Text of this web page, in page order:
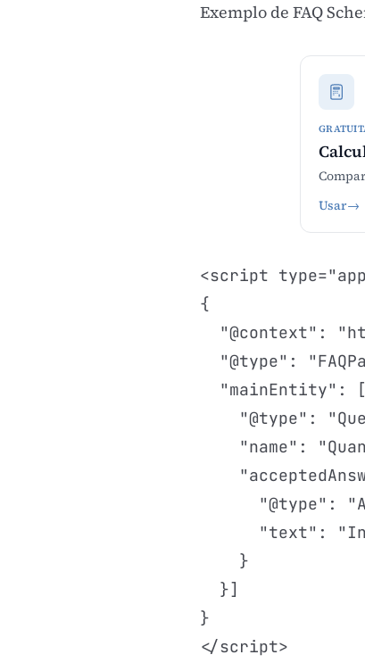
Exemplo de FAQ
Usar→
<script
{
"@context":
"@type":
"mainEntity":
"@type":
"name":
"@type":
"text":
    }
  }]
}
</script>